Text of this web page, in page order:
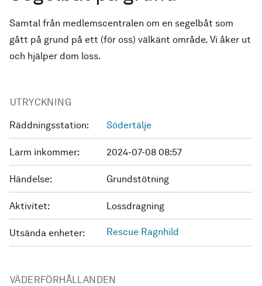
Samtal från medlemscentralen om en segelbåt som
gått på grund på ett (för oss) välkänt område. Vi åker ut
och hjälper dom loss.
UTRYCKNING
Räddningsstation: Södertälje
Larm inkommer: 2024-07-08 08:57
Händelse: Grundstötning
Aktivitet: Lossdragning
Utsända enheter: Rescue Ragnhild
VÄDERFÖRHÅLLANDEN